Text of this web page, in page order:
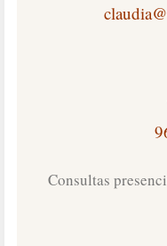
Consultas